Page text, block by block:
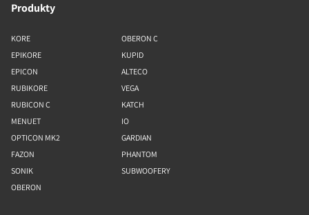
Produkty
KORE
EPIKORE
EPICON
RUBIKORE
RUBICON C
MENUET
OPTICON MK2
FAZON
SONIK
OBERON
OBERON C
KUPID
ALTECO
VEGA
KATCH
IO
GARDIAN
PHANTOM
SUBWOOFERY